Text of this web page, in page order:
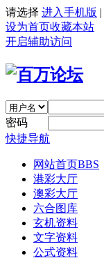
请选择 进入手机版 |
设为首页收藏本站
开启辅助访问
密码
快捷导航
网站首页BBS
港彩大厅
澳彩大厅
六合图库
玄机资料
文字资料
公式资料